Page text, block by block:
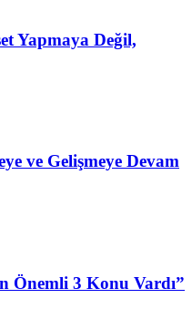
Yapmaya Değil,
ve Gelişmeye Devam
Önemli 3 Konu Vardı”